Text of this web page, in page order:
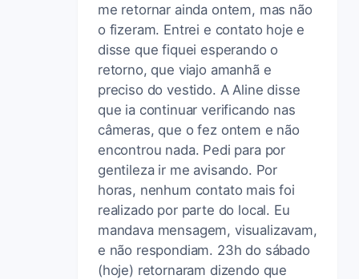
me retornar ainda ontem, mas não
o fizeram. Entrei e contato hoje e
disse que fiquei esperando o
retorno, que viajo amanhã e
preciso do vestido. A Aline disse
que ia continuar verificando nas
câmeras, que o fez ontem e não
encontrou nada. Pedi para por
gentileza ir me avisando. Por
horas, nenhum contato mais foi
realizado por parte do local. Eu
mandava mensagem, visualizavam,
e não respondiam. 23h do sábado
(hoje) retornaram dizendo que